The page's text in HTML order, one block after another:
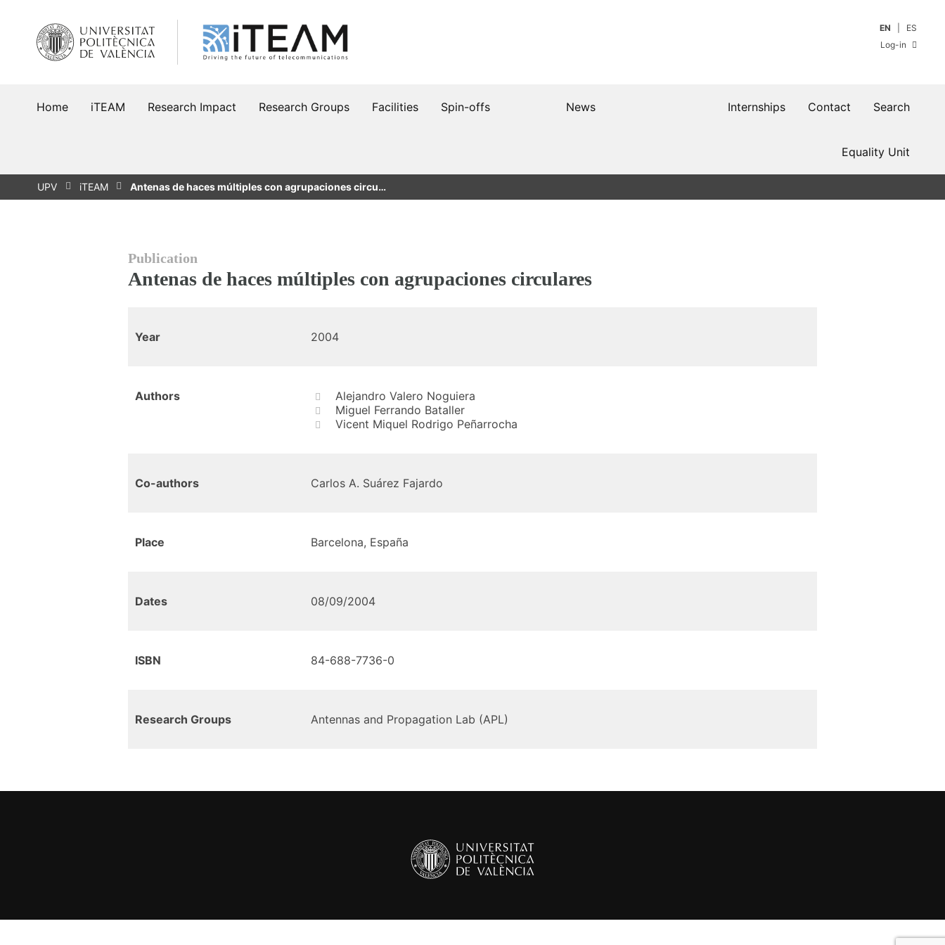
content
EN
ES
Log-in
Home iTEAM Research Impact Research Groups Facilities Spin-offs Search
Contact
Internships
News
Equality Unit
UPV iTEAM Antenas de haces múltiples con agrupaciones circu…
Publication
Antenas de haces múltiples con agrupaciones circulares
Year 2004
Authors
Alejandro Valero Noguiera
Miguel Ferrando Bataller
Vicent Miquel Rodrigo Peñarrocha
Co-authors Carlos A. Suárez Fajardo
Place Barcelona, España
Dates 08/09/2004
ISBN 84-688-7736-0
Research Groups Antennas and Propagation Lab (APL)